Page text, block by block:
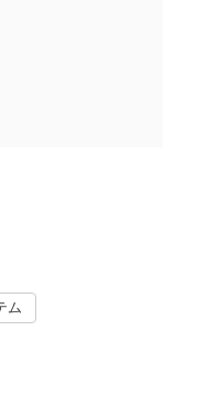
ム